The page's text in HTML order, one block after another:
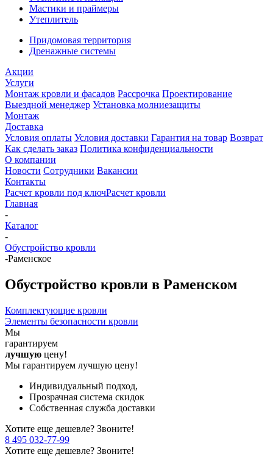
Мастики и праймеры
Утеплитель
Придомовая территория
Дренажные системы
Акции
Услуги
Монтаж кровли и фасадов Рассрочка Проектирование
Выездной менеджер Установка молниезащиты
Монтаж
Доставка
Условия оплаты Условия доставки Гарантия на товар Возврат
Как сделать заказ Политика конфиденциальности
О компании
Новости Сотрудники Вакансии
Контакты
Расчет кровли под ключРасчет кровли
Главная
-
Каталог
-
Обустройство кровли
-Раменское
Обустройство кровли в Раменском
Комплектующие кровли
Элементы безопасности кровли
Мы
гарантируем
лучшую цену!
Мы гарантируем лучшую цену!
Индивидуальный подход,
Прозрачная система скидок
Собственная служба доставки
Хотите еще дешевле? Звоните!
8 495 032-77-99
Хотите еще дешевле? Звоните!